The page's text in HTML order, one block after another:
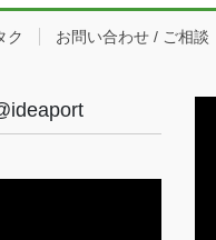
ク お問い合わせ / ご相談